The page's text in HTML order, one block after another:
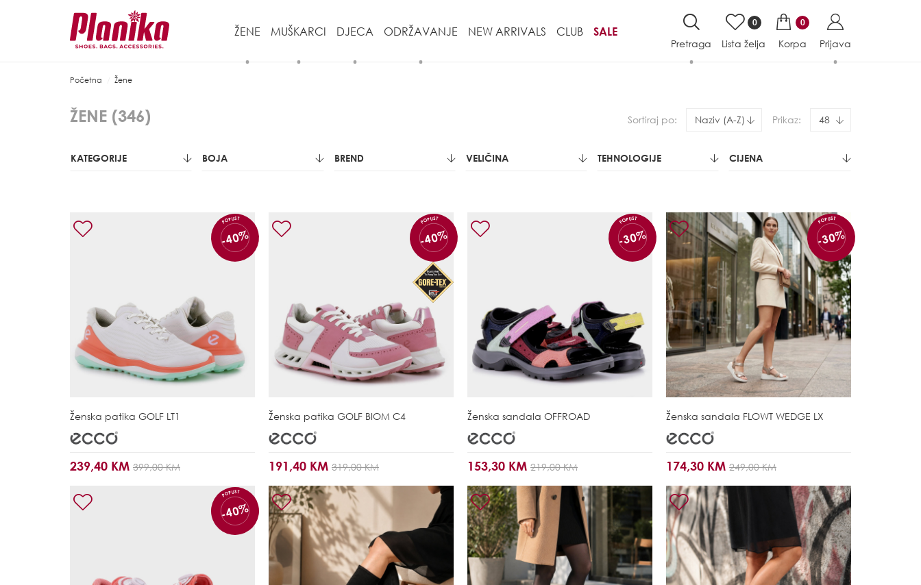
ŽENE MUŠKARCI DJECA ODRŽAVANJE NEW ARRIVALS CLUB SALE
Pretraga
0
Lista želja
0
Korpa Prijava
Početna Žene
ŽENE (346) Sortiraj po: Naziv (A-Z) Prikaz: 48
KATEGORIJE BOJA BREND VELIČINA TEHNOLOGIJE CIJENA
POPUST
-40%
Ženska patika GOLF LT1
239,40 KM 399,00 KM
POPUST
-40%
Ženska patika GOLF BIOM C4
191,40 KM 319,00 KM
POPUST
-30%
Ženska sandala OFFROAD
153,30 KM 219,00 KM
POPUST
-30%
Ženska sandala FLOWT WEDGE LX
174,30 KM 249,00 KM
POPUST
-40%